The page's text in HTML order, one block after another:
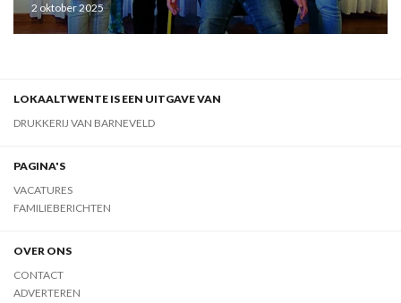
2 oktober 2025
LOKAALTWENTE IS EEN UITGAVE VAN
DRUKKERIJ VAN BARNEVELD
PAGINA'S
VACATURES
FAMILIEBERICHTEN
OVER ONS
CONTACT
ADVERTEREN